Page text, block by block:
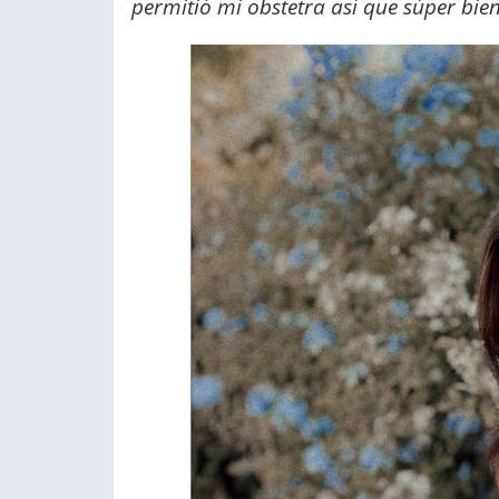
permitió mi obstetra así que súper